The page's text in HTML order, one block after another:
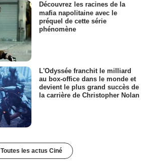
Découvrez les racines de la
mafia napolitaine avec le
préquel de cette série
phénomène
L'Odyssée franchit le milliard
au box-office dans le monde et
devient le plus grand succès de
la carrière de Christopher Nolan
Toutes les actus Ciné